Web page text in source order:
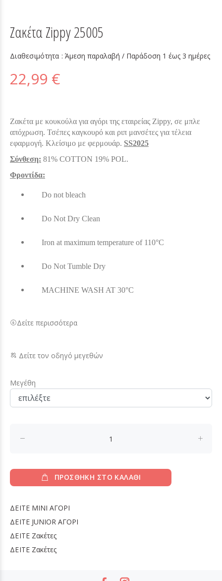
Ζακέτα Zippy 25005
Διαθεσιμότητα :Άμεση παραλαβή / Παράδoση 1 έως 3 ημέρες
22,99 €
Ζακέτα με κουκούλα για αγόρι της εταιρείας Zippy, σε μπλε
απόχρωση. Τσέπες καγκουρό και ριπ μανσέτες για τέλεια
εφαρμογή. Κλείσιμο με φερμουάρ. SS2025
Σύνθεση: 81% COTTON 19% POL.
Φροντίδα:
Do not bleach
Do Not Dry Clean
Iron at maximum temperature of 110°C
Do Not Tumble Dry
MACHINE WASH AT 30°C
Δείτε περισσότερα
Δείτε τον οδηγό μεγεθών
Μεγέθη
ΠΡΟΣΘΗΚΗ ΣΤΟ ΚΑΛΑΘΙ
ΔΕΙΤΕ MINI ΑΓΟΡΙ
ΔΕΙΤΕ JUNIOR ΑΓΟΡΙ
ΔΕΙΤΕ Ζακέτες
ΔΕΙΤΕ Ζακέτες